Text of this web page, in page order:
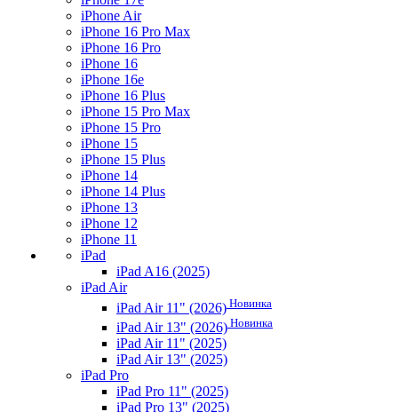
iPhone Air
iPhone 16 Pro Max
iPhone 16 Pro
iPhone 16
iPhone 16e
iPhone 16 Plus
iPhone 15 Pro Max
iPhone 15 Pro
iPhone 15
iPhone 15 Plus
iPhone 14
iPhone 14 Plus
iPhone 13
iPhone 12
iPhone 11
iPad
iPad A16 (2025)
iPad Air
iPad Air 11" (2026) Новинка
iPad Air 13" (2026) Новинка
iPad Air 11" (2025)
iPad Air 13" (2025)
iPad Pro
iPad Pro 11" (2025)
iPad Pro 13" (2025)